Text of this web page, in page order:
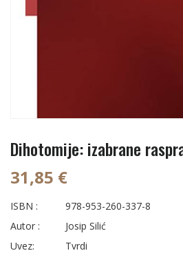
Dihotomije: izabrane
31,85 €
ISBN :
978-953-260-337-8
Autor :
Josip Silić
Uvez:
Tvrdi